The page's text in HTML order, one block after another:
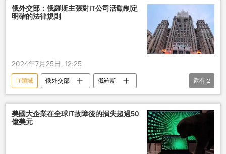
俄外交部：俄羅斯主張對IT公司活動制定
明確的法律規則
2024年7月25日, 12:25
IT領域 俄外交部
俄羅斯
網絡安全
故障 法律
還有 2
美國大企業在全球IT故障後的損失超過50
億美元